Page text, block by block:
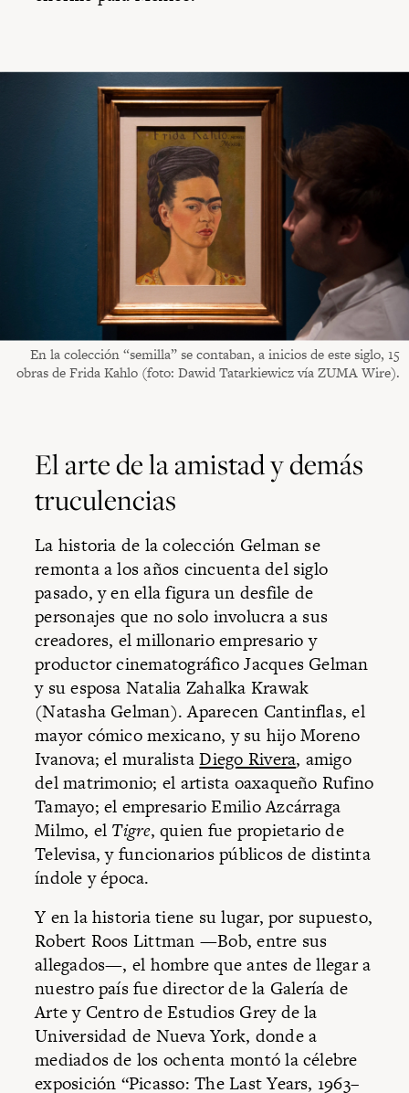
En la colección “semilla” se contaban, a inicios de este siglo, 15
obras de Frida Kahlo (foto: Dawid Tatarkiewicz vía ZUMA Wire).
El arte de la amistad y demás
truculencias
La historia de la colección Gelman se
remonta a los años cincuenta del siglo
pasado, y en ella figura un desfile de
personajes que no solo involucra a sus
creadores, el millonario empresario y
productor cinematográfico Jacques Gelman
y su esposa Natalia Zahalka Krawak
(Natasha Gelman). Aparecen Cantinflas, el
mayor cómico mexicano, y su hijo Moreno
Ivanova; el muralistaDiego Rivera, amigo
del matrimonio; el artista oaxaqueño Rufino
Tamayo; el empresario Emilio Azcárraga
Milmo, el Tigre, quien fue propietario de
Televisa, y funcionarios públicos de distinta
índole y época.
Y en la historia tiene su lugar, por supuesto,
Robert Roos Littman —Bob, entre sus
allegados—, el hombre que antes de llegar a
nuestro país fue director de la Galería de
Arte y Centro de Estudios Grey de la
Universidad de Nueva York, donde a
mediados de los ochenta montó la célebre
exposición “Picasso: The Last Years, 1963–